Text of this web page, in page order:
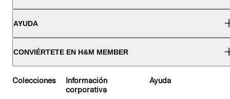
AYUDA
CONVIÉRTETE EN H&M MEMBER
Colecciones
Información
corporativa
Ayuda